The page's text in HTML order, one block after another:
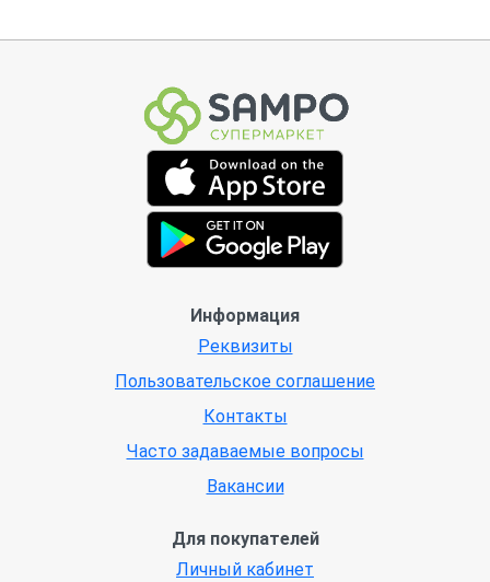
Информация
Реквизиты
Пользовательское соглашение
Контакты
Часто задаваемые вопросы
Вакансии
Для покупателей
Личный кабинет